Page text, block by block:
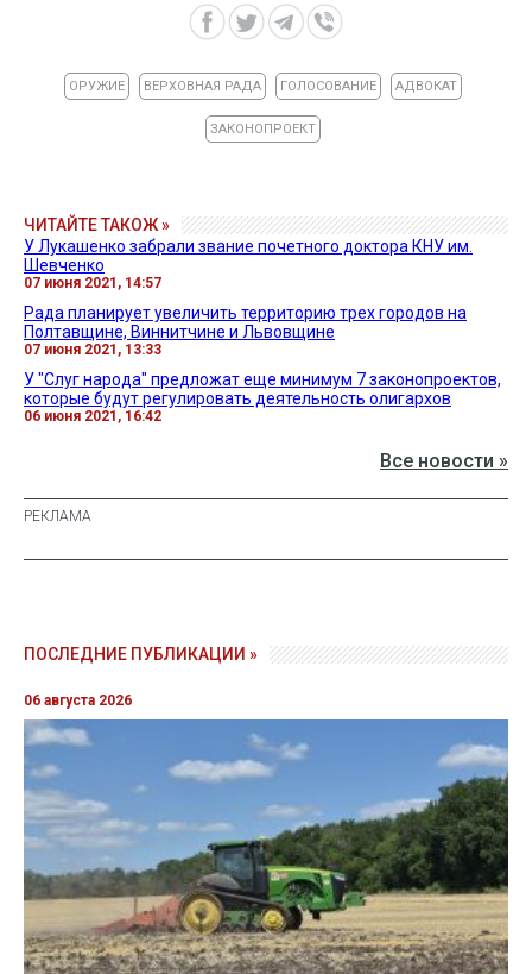
ОРУЖИЕ ВЕРХОВНАЯ РАДА ГОЛОСОВАНИЕ АДВОКАТ
ЗАКОНОПРОЕКТ
ЧИТАЙТЕ ТАКОЖ »
У Лукашенко забрали звание почетного доктора КНУ им.
Шевченко
07 июня 2021, 14:57
Рада планирует увеличить территорию трех городов на
Полтавщине, Виннитчине и Львовщине
07 июня 2021, 13:33
У "Слуг народа" предложат еще минимум 7 законопроектов,
которые будут регулировать деятельность олигархов
06 июня 2021, 16:42
Все новости »
ПОСЛЕДНИЕ ПУБЛИКАЦИИ »
06 августа 2026